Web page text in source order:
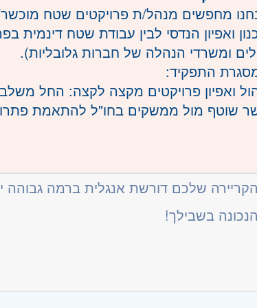
מחפשים מנהל/ת פרויקטים שטח
ואפיון הנדסי לבין עבודת שטח דינמית
ומשרדי הנהלה של חברות גלובליות).
התפקיד:
ואפיון פרויקטים מקצה לקצה: החל
שוטף מול ממשקים בחו"ל להתאמת
צוותי התקנה וגורמים מקצועיים על
פיזית הכוללת עבודה בגובה (פיגומים),
ברמה גבוהה: קריאה, כתיבה ודיבור
הדרכה: כושר ביטוי ויכולת הסבר של
בינאישית וייצוגיות: יכולת עמידה
מהוות יתרון:
הקריירה שלכם דורשת אנגלית ברמה גבוהה
הנכונה בשבילך!